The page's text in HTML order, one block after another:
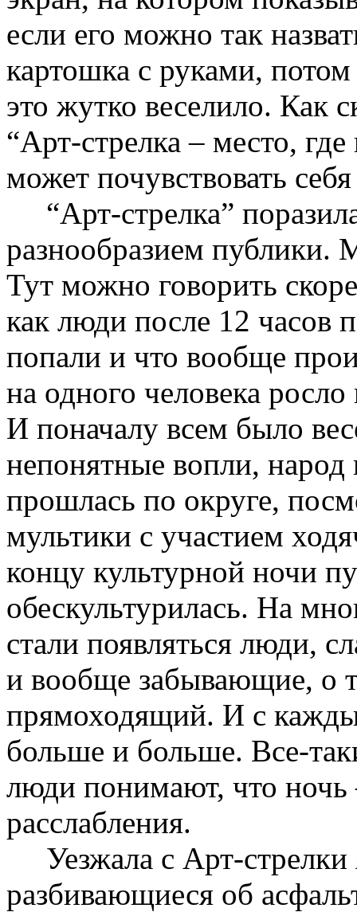
если его можно так
картошка с руками,
это жутко веселило. Как
“Арт-стрелка – место,
может почувствовать себя
“Арт-стрелка”
разнообразием публики.
Тут можно говорить
как люди после 12 часов
попали и что вообще
на одного человека
И поначалу всем было
непонятные вопли,
прошлась по округе,
мультики с участием
концу культурной ночи
обескультурилась. На
стали появляться люди,
и вообще забывающие, о
прямоходящий. И с
больше и больше. Все-
люди понимают, что ночь
расслабления.
Уезжала с Арт-стрелки
разбивающиеся об